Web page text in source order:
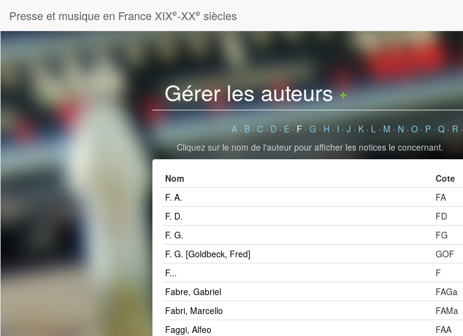
Presse et musique en France XIXe-XXe siècles
Gérer les auteurs
A· B·C·D·E· F· G · H · I · J · K· L· M · N · O· P· Q· R·
Cliquez sur le nom de l'auteur pour afficher les notices le concernant.
Nom Cote
F. A.
FA
F. D.
FD
F. G.
FG
F. G. [Goldbeck, Fred]­
GOF
F...
F
Fabre, Gabriel
FAGa
Fabri, Marcello
FAMa
Faggi, Alfeo
FAA